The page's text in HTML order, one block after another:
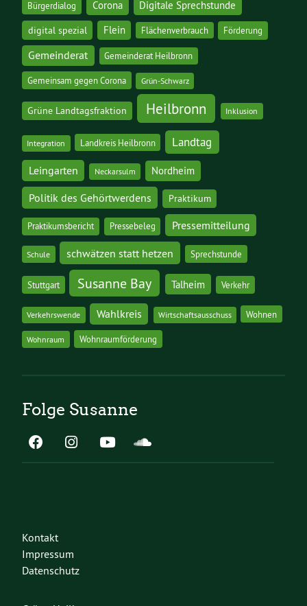
Bürgerdialog Corona Digitale Sprechstunde
digital spezial Flein Flächenverbrauch Förderung
Gemeinderat Gemeinderat Heilbronn
Gemeinsam gegen Corona Grün-Schwarz
Grüne Landtagsfraktion Heilbronn Inklusion
Integration Landkreis Heilbronn Landtag
Leingarten Neckarsulm Nordheim
Politik des Gehörtwerdens Praktikum
Praktikumsbericht Pressebeleg Pressemitteilung
Schule schwätzen statt hetzen Sprechstunde
Stuttgart Susanne Bay Talheim Verkehr
Verkehrswende Wahlkreis Wirtschaftsausschuss Wohnen
Wohnraum Wohnraumförderung
Folge Susanne
Kontakt
Impressum
Datenschutz